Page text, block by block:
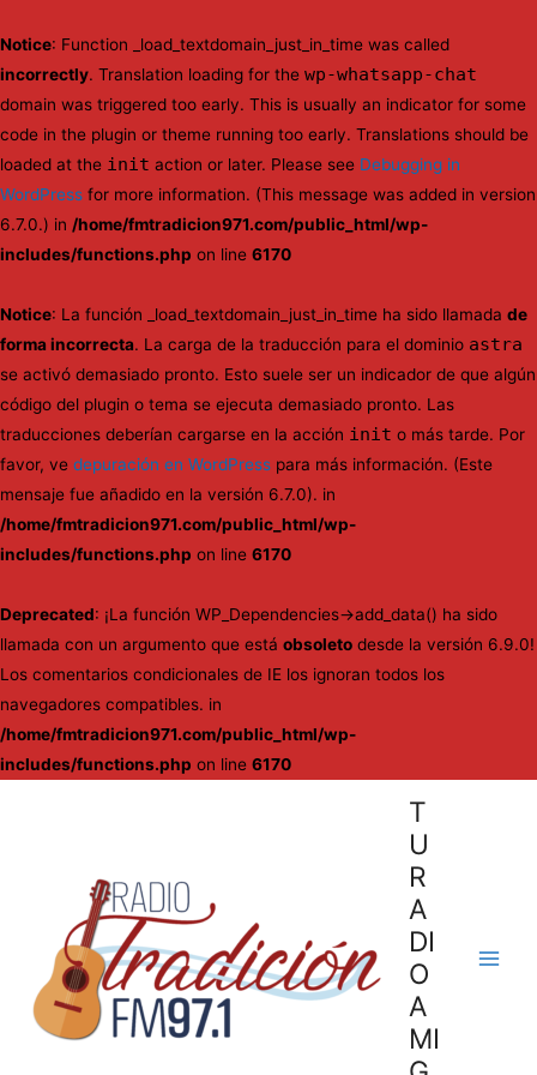
Notice: Function _load_textdomain_just_in_time was called
incorrectly. Translation loading for the wp-whatsapp-chat
domain was triggered too early. This is usually an indicator for some
code in the plugin or theme running too early. Translations should be
loaded at the init action or later. Please see Debugging in
WordPress for more information. (This message was added in version
6.7.0.) in /home/fmtradicion971.com/public_html/wp-
includes/functions.php on line 6170
Notice: La función _load_textdomain_just_in_time ha sido llamada de
forma incorrecta. La carga de la traducción para el dominio astra
se activó demasiado pronto. Esto suele ser un indicador de que algún
código del plugin o tema se ejecuta demasiado pronto. Las
traducciones deberían cargarse en la acción init o más tarde. Por
favor, ve depuración en WordPress para más información. (Este
mensaje fue añadido en la versión 6.7.0). in
/home/fmtradicion971.com/public_html/wp-
includes/functions.php on line 6170
Deprecated: ¡La función WP_Dependencies->add_data() ha sido
llamada con un argumento que está obsoleto desde la versión 6.9.0!
Los comentarios condicionales de IE los ignoran todos los
navegadores compatibles. in
/home/fmtradicion971.com/public_html/wp-
includes/functions.php on line 6170
T
U
R
A
DI
O
A
MI